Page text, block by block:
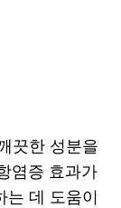
끗한 성분을
염증 효과가
는 데 도움이